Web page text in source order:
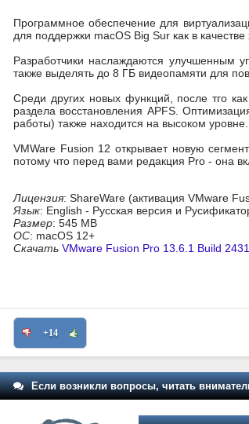
Программное обеспечение для
для поддержки macOS Big Sur как в качестве
Разработчики наслаждаются улучшенным
также выделять до 8 ГБ видеопамяти для
Среди других новых функций, после тго
раздела восстановления APFS.
работы) также находится на высоком уровне.
VMWare Fusion 12 открывает новую
потому что перед вами редакция Pro - она
Лицензия: ShareWare (активация VMware
Язык: English - Русская версия и
Размер: 545 MB
ОС: macOS 12+
Скачать VMware Fusion Pro 13.6.1 Build
+14
Если возникли вопросы, читать